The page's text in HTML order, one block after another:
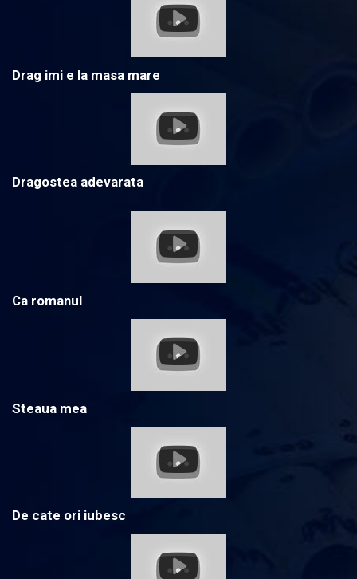
Drag imi e la masa mare
Dragostea adevarata
Ca romanul
Steaua mea
De cate ori iubesc